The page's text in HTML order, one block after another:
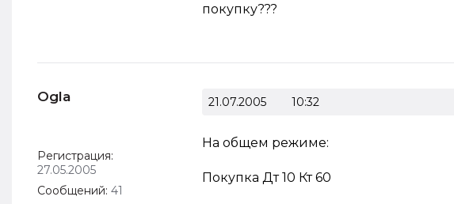
покупку???
Ogla
Регистрация:
27.05.2005
Сообщений: 41
21.07.2005 10:32
На общем режиме:
Покупка Дт 10 Кт 60